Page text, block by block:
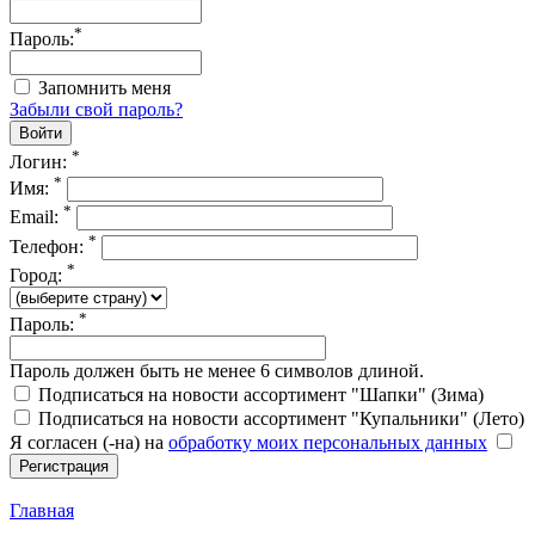
Пароль:*
Запомнить меня
Забыли свой пароль?
Логин: *
Имя: *
Email: *
Телефон: *
Город: *
Пароль: *
Пароль должен быть не менее 6 символов длиной.
Подписаться на новости ассортимент "Шапки" (Зима)
Подписаться на новости ассортимент "Купальники" (Лето)
Я согласен (-на) на обработку моих персональных данных
Главная